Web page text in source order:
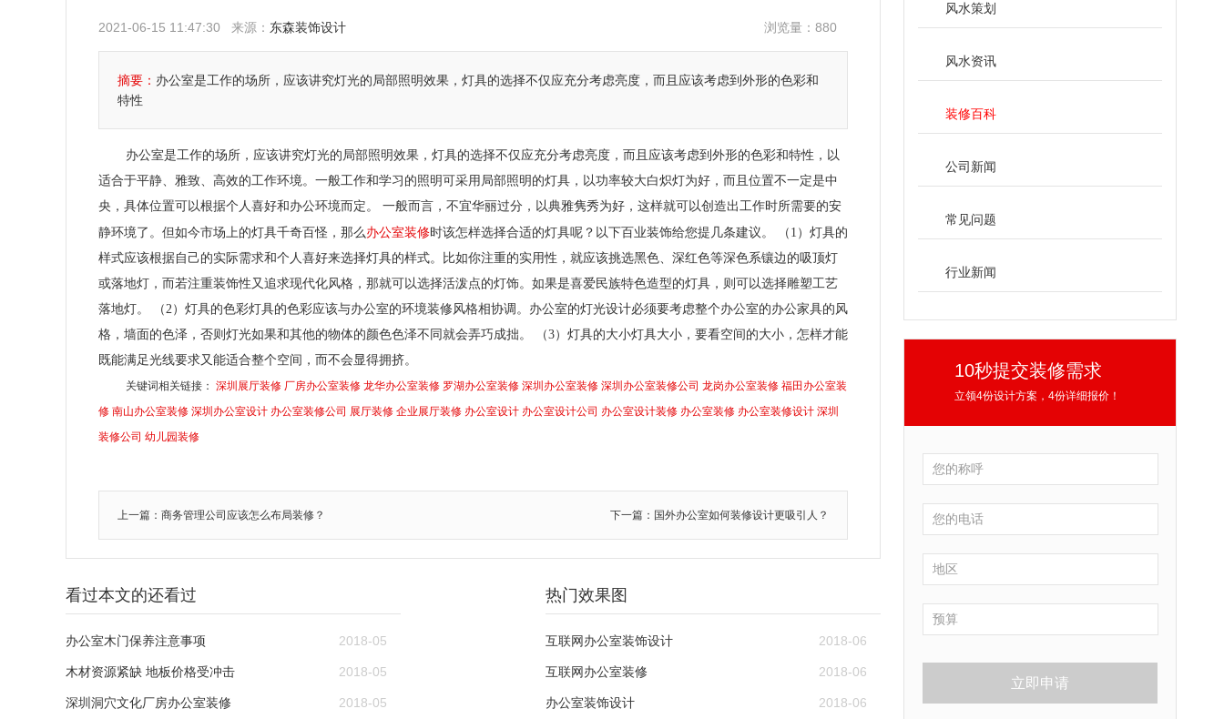
2021-06-15 11:47:30 来源： 东森装饰设计 浏览量： 880
摘要： 办公室是工作的场所，应该讲究灯光的局部照明效果，灯具的选择不仅应充分考虑亮度，而且应该考虑到外形的色彩和
特性
办公室是工作的场所，应该讲究灯光的局部照明效果，灯具的选择不仅应充分考虑亮度，而且应该考虑到外形的色彩和特性，以
适合于平静、雅致、高效的工作环境。一般工作和学习的照明可采用局部照明的灯具，以功率较大白炽灯为好，而且位置不一定是中
央，具体位置可以根据个人喜好和办公环境而定。 一般而言，不宜华丽过分，以典雅隽秀为好，这样就可以创造出工作时所需要的安
静环境了。但如今市场上的灯具千奇百怪，那么办公室装修时该怎样选择合适的灯具呢？以下百业装饰给您提几条建议。 （1）灯具的
样式应该根据自己的实际需求和个人喜好来选择灯具的样式。比如你注重的实用性，就应该挑选黑色、深红色等深色系镶边的吸顶灯
或落地灯，而若注重装饰性又追求现代化风格，那就可以选择活泼点的灯饰。如果是喜爱民族特色造型的灯具，则可以选择雕塑工艺
落地灯。 （2）灯具的色彩灯具的色彩应该与办公室的环境装修风格相协调。办公室的灯光设计必须要考虑整个办公室的办公家具的风
格，墙面的色泽，否则灯光如果和其他的物体的颜色色泽不同就会弄巧成拙。 （3）灯具的大小灯具大小，要看空间的大小，怎样才能
既能满足光线要求又能适合整个空间，而不会显得拥挤。
关键词相关链接： 深圳展厅装修 厂房办公室装修 龙华办公室装修 罗湖办公室装修 深圳办公室装修 深圳办公室装修公司 龙岗办公室装修 福田办公室装
修 南山办公室装修 深圳办公室设计 办公室装修公司 展厅装修 企业展厅装修 办公室设计 办公室设计公司 办公室设计装修 办公室装修 办公室装修设计 深圳
装修公司 幼儿园装修
上一篇：商务管理公司应该怎么布局装修？ 下一篇：国外办公室如何装修设计更吸引人？
看过本文的还看过
办公室木门保养注意事项 2018-05
木材资源紧缺 地板价格受冲击 2018-05
深圳洞穴文化厂房办公室装修 2018-05
热门效果图
互联网办公室装饰设计 2018-06
互联网办公室装修 2018-06
办公室装饰设计 2018-06
风水策划
风水资讯
装修百科
公司新闻
常见问题
行业新闻
10秒提交装修需求
立领4份设计方案，4份详细报价！
立即申请